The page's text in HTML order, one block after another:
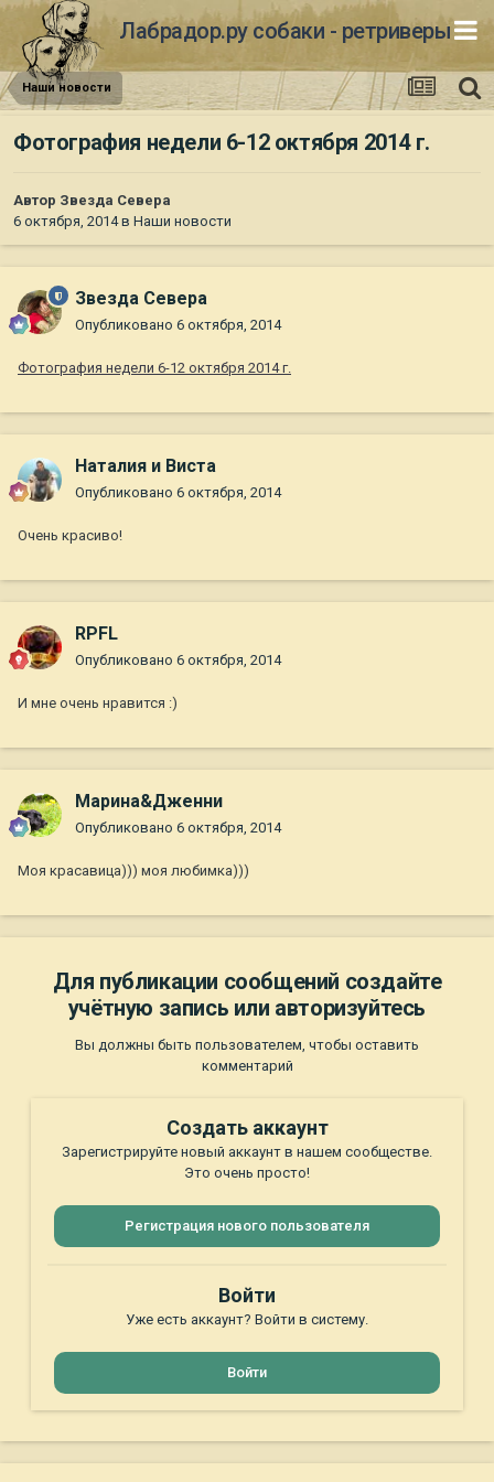
Лабрадор.ру собаки - ретриверы
Наши новости
Фотография недели 6-12 октября 2014 г.
Автор Звезда Севера
6 октября, 2014в Наши новости
Звезда Севера
Опубликовано 6 октября, 2014
Фотография недели 6-12 октября 2014 г.
Наталия и Виста
Опубликовано 6 октября, 2014
Очень красиво!
RPFL
Опубликовано 6 октября, 2014
И мне очень нравится :)
Марина&Дженни
Опубликовано 6 октября, 2014
Моя красавица))) моя любимка)))
Для публикации сообщений создайте
учётную запись или авторизуйтесь
Вы должны быть пользователем, чтобы оставить
комментарий
Создать аккаунт
Зарегистрируйте новый аккаунт в нашем сообществе.
Это очень просто!
Регистрация нового пользователя
Войти
Уже есть аккаунт? Войти в систему.
Войти